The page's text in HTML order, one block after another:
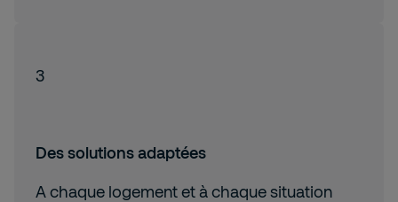
3
Des solutions adaptées
A chaque logement et à chaque situation